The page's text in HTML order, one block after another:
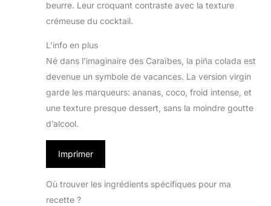
beurre. Leur croquant contraste avec la texture
crémeuse du cocktail.
L’info en plus
Né dans l’imaginaire des Caraïbes, la piña colada est
devenue un symbole de vacances. La version virgin
garde les marqueurs: ananas, coco, froid intense, et
une texture presque dessert, sans la moindre goutte
d’alcool.
Imprimer
Où trouver les ingrédients spécifiques pour ma
recette ?